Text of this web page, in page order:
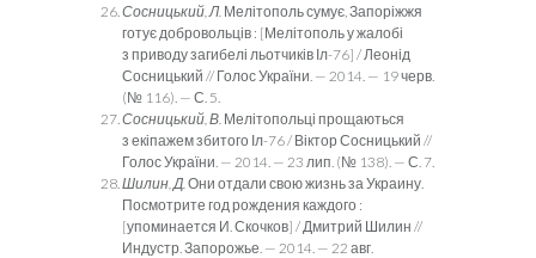
Сосницький, Л. Мелітополь сумує, Запоріжжя
готує доброволь­ців : [Мелітополь у жалобі
з приводу загибелі льотчиків Іл-76] / Леонід
Сосницький // Голос України. — 2014. — 19 черв.
(№ 116). — С. 5.
Сосницький, В. Мелітопольці прощаються
з екіпажем збитого Іл-76 / Віктор Сосницький //
Голос України. — 2014. — 23 лип. (№ 138). — С. 7.
Шилин, Д. Они отдали свою жизнь за Украину.
Посмотрите год рождения каждого :
[упоминается И. Скочков] / Дмитрий Шилин //
Индустр. Запорожье. — 2014. — 22 авг.